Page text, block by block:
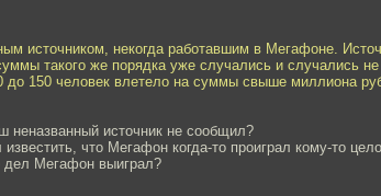
источником, некогда работавшим в Мегафоне.
такого же порядка уже случались и случались
до 150 человек влетело на суммы свыше миллиона
неназванный источник не сообщил?
что Мегафон когда-то проиграл кому-то
дел Мегафон выиграл?